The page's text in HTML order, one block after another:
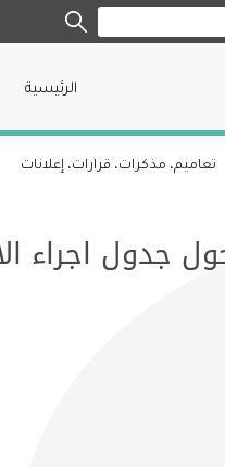
الرئيسية
تعاميم، مذكرات، قرارات، إعلانات